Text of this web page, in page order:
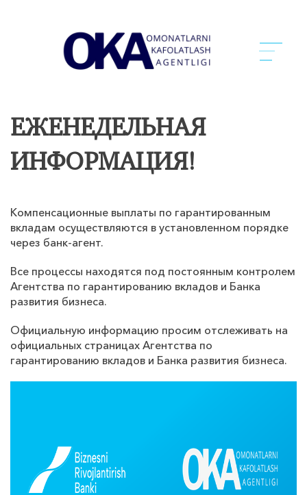
ЕЖЕНЕДЕЛЬНАЯ
ИНФОРМАЦИЯ!
Компенсационные выплаты по гарантированным
вкладам осуществляются в установленном порядке
через банк-агент.
Все процессы находятся под постоянным контролем
Агентства по гарантированию вкладов и Банка
развития бизнеса.
Официальную информацию просим отслеживать на
официальных страницах Агентства по
гарантированию вкладов и Банка развития бизнеса.